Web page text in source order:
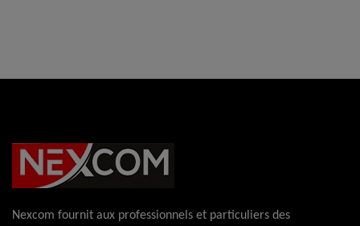
Nexcom fournit aux professionnels et particuliers des